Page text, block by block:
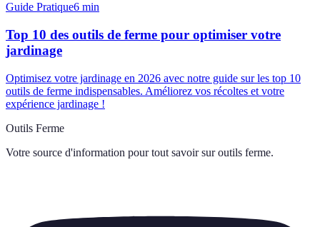
Guide Pratique6 min
Top 10 des outils de ferme pour optimiser votre
jardinage
Optimisez votre jardinage en 2026 avec notre guide sur les top 10
outils de ferme indispensables. Améliorez vos récoltes et votre
expérience jardinage !
Outils Ferme
Votre source d'information pour tout savoir sur outils ferme.